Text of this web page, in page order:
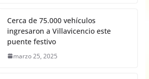
Cerca de 75.000 vehículos
ingresaron a Villavicencio este
puente festivo
marzo 25, 2025